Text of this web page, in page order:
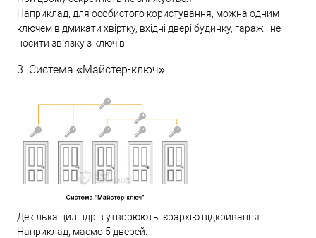
Наприклад, для особистого користування, можна одним
ключем відмикати хвіртку, вхідні двері будинку, гараж і не
носити зв’язку з ключів.
3. Система «Майстер-ключ».
Декілька циліндрів утворюють ієрархію відкривання.
Наприклад, маємо 5 дверей.